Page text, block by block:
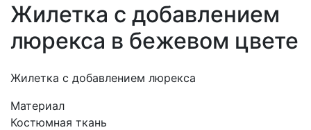
Жилетка с добавлением
люрекса в бежевом цвете
Жилетка с добавлением люрекса
Материал
Костюмная ткань